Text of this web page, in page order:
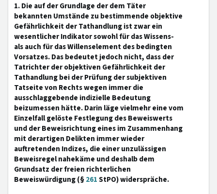
1. Die auf der Grundlage der dem Täter
bekannten Umstände zu bestimmende objektive
Gefährlichkeit der Tathandlung ist zwar ein
wesentlicher Indikator sowohl für das Wissens-
als auch für das Willenselement des bedingten
Vorsatzes. Das bedeutet jedoch nicht, dass der
Tatrichter der objektiven Gefährlichkeit der
Tathandlung bei der Prüfung der subjektiven
Tatseite von Rechts wegen immer die
ausschlaggebende indizielle Bedeutung
beizumessen hätte. Darin läge vielmehr eine vom
Einzelfall gelöste Festlegung des Beweiswerts
und der Beweisrichtung eines im Zusammenhang
mit derartigen Delikten immer wieder
auftretenden Indizes, die einer unzulässigen
Beweisregel nahekäme und deshalb dem
Grundsatz der freien richterlichen
Beweiswürdigung (§261StPO) widerspräche.